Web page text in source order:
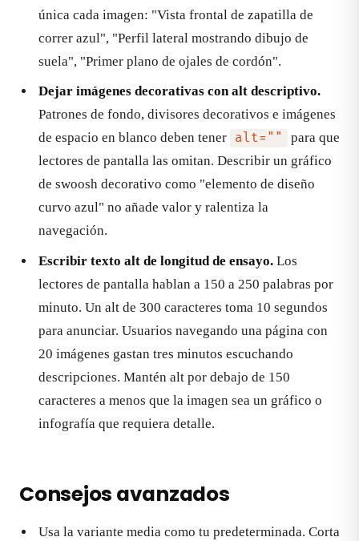
única cada imagen: "Vista frontal de zapatilla de
correr azul", "Perfil lateral mostrando dibujo de
suela", "Primer plano de ojales de cordón".
Dejar imágenes decorativas con alt descriptivo.
Patrones de fondo, divisores decorativos e imágenes
de espacio en blanco deben tener alt=""
para que
lectores de pantalla las omitan. Describir un gráfico
de swoosh decorativo como "elemento de diseño
curvo azul" no añade valor y ralentiza la
navegación.
Escribir texto alt de longitud de ensayo. Los
lectores de pantalla hablan a 150 a 250 palabras por
minuto. Un alt de 300 caracteres toma 10 segundos
para anunciar. Usuarios navegando una página con
20 imágenes gastan tres minutos escuchando
descripciones. Mantén alt por debajo de 150
caracteres a menos que la imagen sea un gráfico o
infografía que requiera detalle.
Consejos avanzados
Usa la variante media como tu predeterminada. Corta